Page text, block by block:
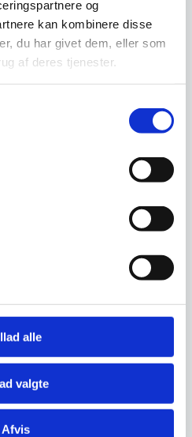
og
kan kombinere disse
du har givet dem, eller som
af deres tjenester.
alle
valgte
Afvis
Jakob stol i eg m. sort PU
sæde
i eg og er polstret i sort PU på